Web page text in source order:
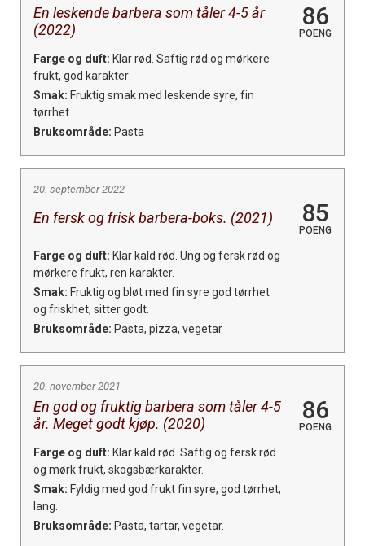
En leskende barbera som tåler 4-5 år
(2022)
86
POENG
Farge og duft: Klar rød. Saftig rød og mørkere
frukt, god karakter
Smak: Fruktig smak med leskende syre, fin
tørrhet
Bruksområde: Pasta
20. september 2022
En fersk og frisk barbera-boks. (2021) 85
POENG
Farge og duft: Klar kald rød. Ung og fersk rød og
mørkere frukt, ren karakter.
Smak: Fruktig og bløt med fin syre god tørrhet
og friskhet, sitter godt.
Bruksområde: Pasta, pizza, vegetar
20. november 2021
En god og fruktig barbera som tåler 4-5
år. Meget godt kjøp. (2020)
86
POENG
Farge og duft: Klar kald rød. Saftig og fersk rød
og mørk frukt, skogsbærkarakter.
Smak: Fyldig med god frukt fin syre, god tørrhet,
lang.
Bruksområde: Pasta, tartar, vegetar.